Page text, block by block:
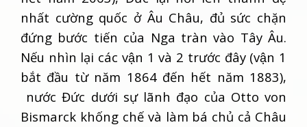
nhất cường quốc ở Âu Châu, đủ sức chặn
đứng bước tiến của Nga tràn vào Tây Âu.
Nếu nhìn lại các vận 1 và 2 trước đây (vận 1
bắt đầu từ năm 1864 đến hết năm 1883),
nước Đức dưới sự lãnh đạo của Otto von
Bismarck khống chế và làm bá chủ cả Châu